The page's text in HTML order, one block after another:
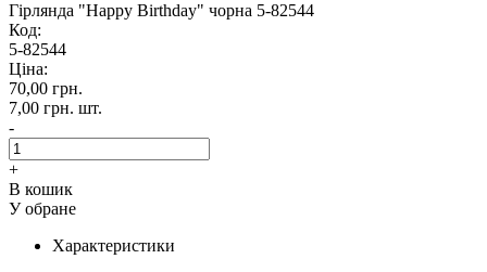
Гірлянда "Happy Birthday" чорна 5-82544
Код:
5-82544
Ціна:
70,00 грн.
7,00 грн. шт.
-
+
В кошик
У обране
Характеристики